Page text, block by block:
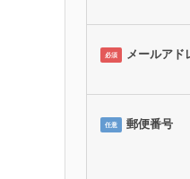
必須 メールアド
任意 郵便番号